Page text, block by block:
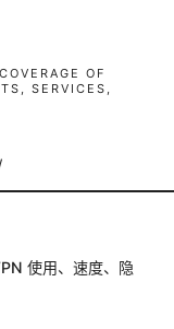
OF
SERVICES,
使用、速度、隐